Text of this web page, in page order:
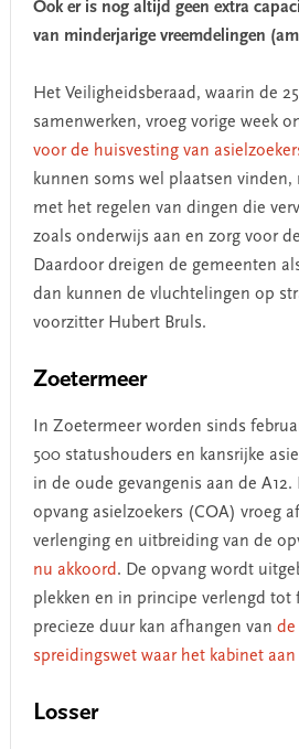
Ook er is nog altijd geen extra
van minderjarige vreemdelingen
Het Veiligheidsberaad, waarin de
samenwerken, vroeg vorige week
voor de huisvesting van
kunnen soms wel plaatsen vinden,
met het regelen van dingen die
zoals onderwijs aan en zorg voor
Daardoor dreigen de gemeenten
dan kunnen de vluchtelingen op
voorzitter Hubert Bruls.
Zoetermeer
In Zoetermeer worden sinds
500 statushouders en kansrijke
in de oude gevangenis aan de
opvang asielzoekers (COA) vroeg
verlenging en uitbreiding van de
nu akkoord. De opvang wordt
plekken en in principe verlengd tot
precieze duur kan afhangen van de
spreidingswet waar het kabinet aan
Losser